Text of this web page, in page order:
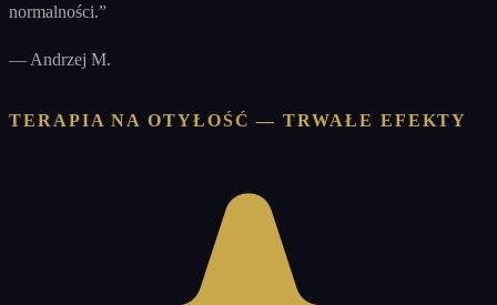
normalności.”
— Andrzej M.
TERAPIA NA OTYŁOŚĆ — TRWAŁE EFEKTY